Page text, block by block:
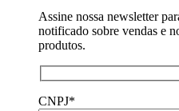
Assine nossa newsletter
notificado sobre vendas e
produtos.
CNPJ*